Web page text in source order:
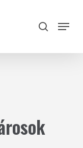
search
Menu
Close